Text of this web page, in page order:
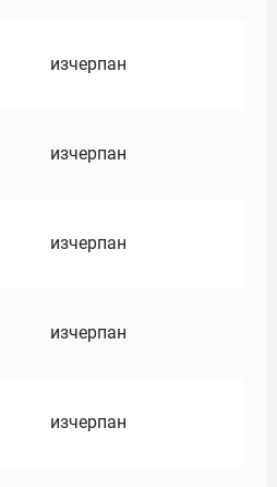
изчерпан
изчерпан
изчерпан
изчерпан
изчерпан